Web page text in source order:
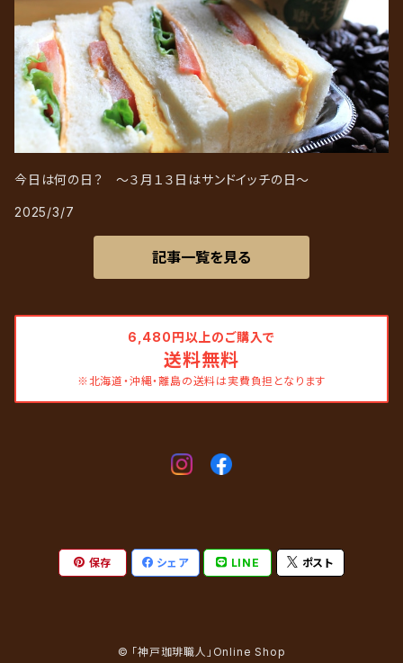
今日は何の日？ ～３月１３日はサンドイッチの日～
2025/3/7
記事一覧を見る
6,480円以上のご購入で
送料無料
※北海道・沖縄・離島の送料は実費負担となります
保存 シェア LINE ポスト
© 「神戸珈琲職人」Online Shop